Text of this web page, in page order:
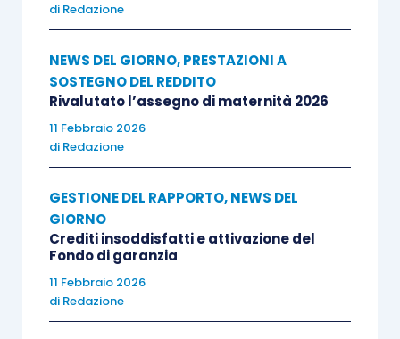
di Redazione
NEWS DEL GIORNO,PRESTAZIONI A
SOSTEGNO DEL REDDITO
Rivalutato l’assegno di maternità 2026
11 Febbraio 2026
di Redazione
GESTIONE DEL RAPPORTO,NEWS DEL
GIORNO
Crediti insoddisfatti e attivazione del
Fondo di garanzia
11 Febbraio 2026
di Redazione